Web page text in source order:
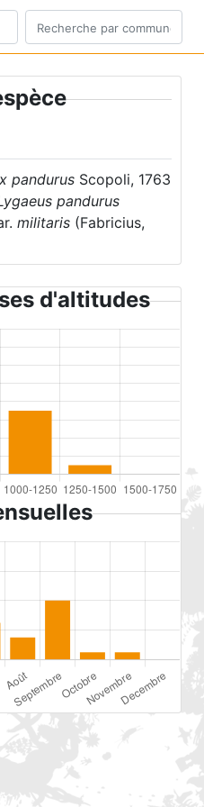
pandurus Scopoli, 1763
pandurus
militaris (Fabricius,
d'altitudes